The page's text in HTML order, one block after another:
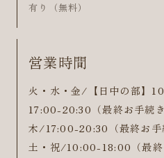
有り（無料）
営業時間
火・水・金/【日中の部】
17:00-20:30（最終お手続
木/17:00-20:30（最終お手
土・祝/10:00-18:00（最終